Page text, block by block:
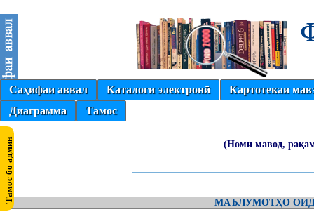
Саҳифаи аввал Каталоги электронӣ
Картотекаи
Диаграмма
Тамос
(Номи мавод,
МАЪЛУМОТҲО